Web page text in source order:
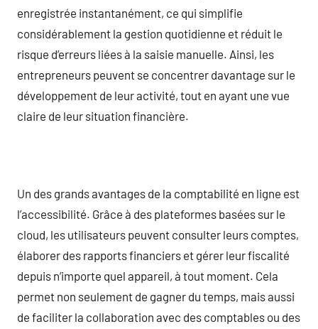
enregistrée instantanément, ce qui simplifie
considérablement la gestion quotidienne et réduit le
risque d’erreurs liées à la saisie manuelle. Ainsi, les
entrepreneurs peuvent se concentrer davantage sur le
développement de leur activité, tout en ayant une vue
claire de leur situation financière.
Un des grands avantages de la comptabilité en ligne est
l’accessibilité. Grâce à des plateformes basées sur le
cloud, les utilisateurs peuvent consulter leurs comptes,
élaborer des rapports financiers et gérer leur fiscalité
depuis n’importe quel appareil, à tout moment. Cela
permet non seulement de gagner du temps, mais aussi
de faciliter la collaboration avec des comptables ou des